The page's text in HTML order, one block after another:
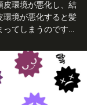
皮環境が悪化し、結
環境が悪化すると髪
てしまうのです。